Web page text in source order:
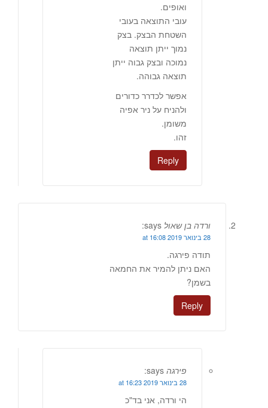
ואופים.
עובי התוצאה בעובי
השטחת הבצק. בצק
נמוך ייתן תוצאה
נמוכה ובצק גבוה ייתן
תוצאה גבוהה.
אפשר לכדרר כדורים
ולהניח על ניר אפיה
משומן.
זהו.
Reply
ורדה בן שאול says:
28 בינואר 2019 at 16:08
תודה פירגה.
האם ניתן להמיר את החמאה
בשמן?
Reply
פירגה says:
28 בינואר 2019 at 16:23
הי ורדה, אני בד"כ